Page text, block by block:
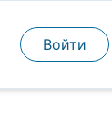
Войти